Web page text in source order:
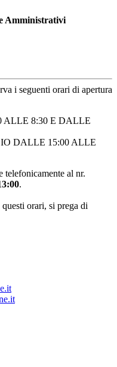
Amministrativi
i seguenti orari di apertura
ALLE 8:30 E DALLE
DALLE 15:00 ALLE
telefonicamente al nr.
.
orari, si prega di